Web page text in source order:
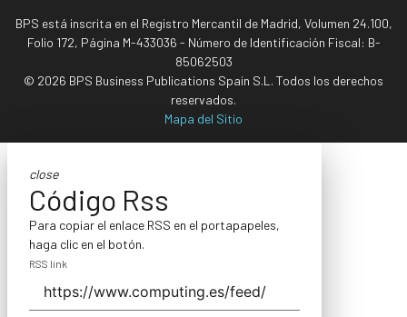
BPS está inscrita en el Registro Mercantil de Madrid, Volumen 24.100,
Folio 172, Página M-433036 - Número de Identificación Fiscal: B-
85062503
© 2026 BPS Business Publications Spain S.L. Todos los derechos
reservados.
Mapa del Sitio
close
Código Rss
Para copiar el enlace RSS en el portapapeles,
haga clic en el botón.
RSS link